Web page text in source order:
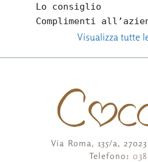
Lo consiglio
Complimenti
Visualizza tutte
Via Roma, 135/a,
Telefono: